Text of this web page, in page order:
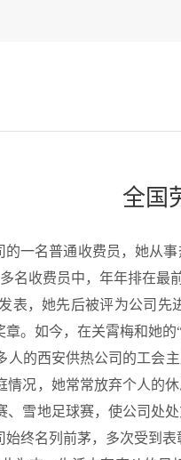
全国
名普通收费员，她从事
名收费员中，年年排在
表，她先后被评为公司
。如今，在关霄梅和她
西安供热公司的工会
况，她常常放弃个人的
雪地足球赛，使公司处
终名列前茅，多次受到表